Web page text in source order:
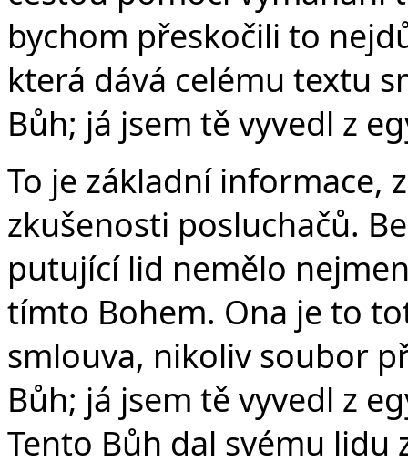
bychom přeskočili to
která dává celému textu
Bůh; já jsem tě vyvedl z
To je základní
zkušenosti posluchačů.
putující lid nemělo
tímto Bohem. Ona je to
smlouva, nikoliv soubor
Bůh; já jsem tě vyvedl z
Tento Bůh dal svému lidu